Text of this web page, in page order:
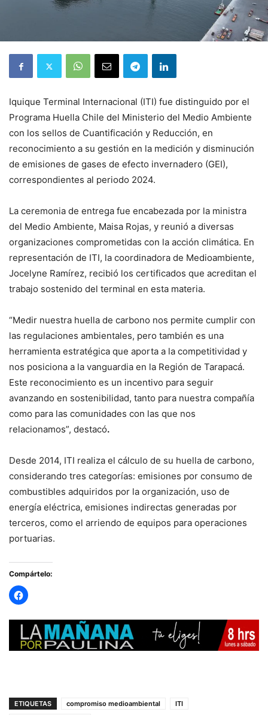
Iquique Terminal Internacional (ITI) fue distinguido por el
Programa Huella Chile del Ministerio del Medio Ambiente
con los sellos de Cuantificación y Reducción, en
reconocimiento a su gestión en la medición y disminución
de emisiones de gases de efecto invernadero (GEI),
correspondientes al periodo 2024.
La ceremonia de entrega fue encabezada por la ministra
del Medio Ambiente, Maisa Rojas, y reunió a diversas
organizaciones comprometidas con la acción climática. En
representación de ITI, la coordinadora de Medioambiente,
Jocelyne Ramírez, recibió los certificados que acreditan el
trabajo sostenido del terminal en esta materia.
“Medir nuestra huella de carbono nos permite cumplir con
las regulaciones ambientales, pero también es una
herramienta estratégica que aporta a la competitividad y
nos posiciona a la vanguardia en la Región de Tarapacá.
Este reconocimiento es un incentivo para seguir
avanzando en sostenibilidad, tanto para nuestra compañía
como para las comunidades con las que nos
relacionamos”, destacó.
Desde 2014, ITI realiza el cálculo de su huella de carbono,
considerando tres categorías: emisiones por consumo de
combustibles adquiridos por la organización, uso de
energía eléctrica, emisiones indirectas generadas por
terceros, como el arriendo de equipos para operaciones
portuarias.
Compártelo:
ETIQUETAS compromiso medioambiental
ITI